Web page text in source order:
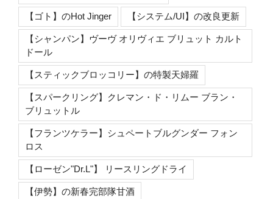
【ゴト】のHot Jinger 【システム/UI】の改良更新
【シャンパン】ヴーヴ オリヴィエ ブリュット カルト
ドール
【スティックブロッコリー】の特製天婦羅
【スパークリング】クレマン・ド・リムー ブラン・
ブリュットル
【フランツケラー】シュペートブルグンダー フォン
ロス
【ローゼン"Dr.L"】 リースリングドライ
【伊勢】の新春完部隊甘酒